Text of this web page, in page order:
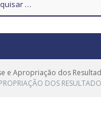
e Apropriação dos
DOS